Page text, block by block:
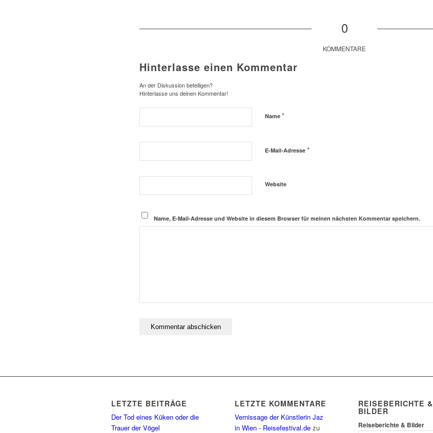
0
KOMMENTARE
Hinterlasse einen Kommentar
An der Diskussion beteiligen?
Hinterlasse uns deinen Kommentar!
Name *
E-Mail-Adresse *
Website
Name, E-Mail-Adresse und Website in diesem Browser für meinen nächsten Kommentar speichern.
LETZTE BEITRÄGE
Der Tod eines Küken oder die
Trauer der Vögel
LETZTE KOMMENTARE
Vernissage der Künstlerin Jaz
in Wien - Reisefestival.de zu
REISEBERICHTE &
BILDER
Reiseberichte & Bilder